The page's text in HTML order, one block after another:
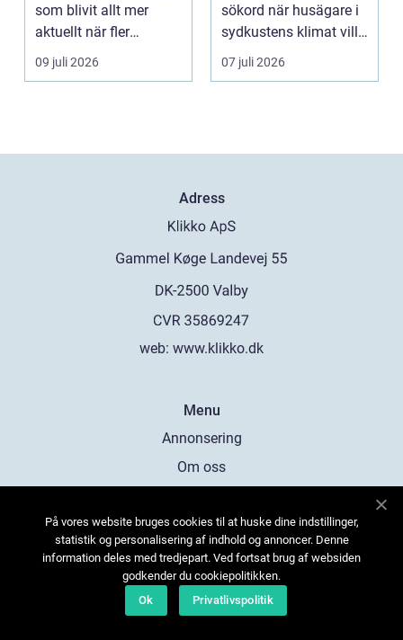
som blivit allt mer
aktuellt när fler
fastighetsägare vill
kombine...
09 juli 2026
sökord när husägare i
sydkustens klimat vill
hitta ett smar...
07 juli 2026
Adress
web: www.klikko.dk
Menu
Annonsering
Om oss
Kontakta oss
Sitemap
På vores website bruges cookies til at huske dine indstillinger,
statistik og personalisering af indhold og annoncer. Denne
information deles med tredjepart. Ved fortsat brug af websiden
godkender du cookiepolitikken.
Ok
Privatlivspolitik